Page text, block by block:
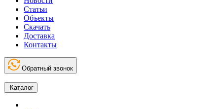
Статьи
Объекты
Скачать
Доставка
Контакты
Обратный звонок
Каталог